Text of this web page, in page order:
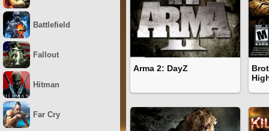
Arma 2: DayZ
Battlefield
Fallout
Hitman
Far Cry